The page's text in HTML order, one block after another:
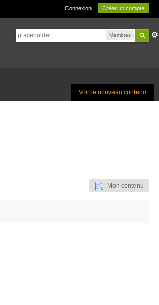
Connexion Créer un compte
Membres
Voir le nouveau contenu
Mon contenu